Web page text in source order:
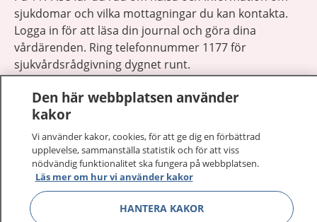
sjukdomar och vilka mottagningar du kan kontakta.
Logga in för att läsa din journal och göra dina
vårdärenden. Ring telefonnummer 1177 för
sjukvårdsrådgivning dygnet runt.
1177 ger dig råd när du vill må bättre.
1177 på flera språk
Om 1177 Visa
Den här webbplatsen använder
kakor
Vi använder kakor, cookies, för att ge dig en förbättrad
upplevelse, sammanställa statistik och för att viss
nödvändig funktionalitet ska fungera på webbplatsen.
Läs mer om hur vi använder kakor
HANTERA KAKOR